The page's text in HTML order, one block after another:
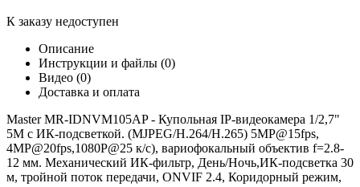
К заказу недоступен
Описание
Инструкции и файлы (0)
Видео (0)
Доставка и оплата
Master MR-IDNVM105AP - Купольная IP-видеокамера 1/2,7"
5M с ИК-подсветкой. (MJPEG/H.264/H.265) 5MP@15fps,
4MP@20fps,1080P@25 к/с), вариофокальный объектив f=2.8-
12 мм. Механический ИК-фильтр, День/Ночь,ИК-подсветка 30
м, тройной поток передачи, ONVIF 2.4, Коридорный режим,